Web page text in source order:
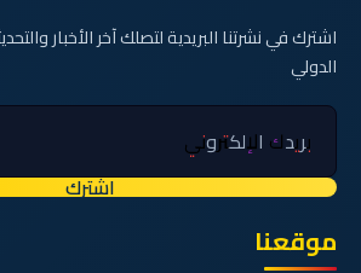
اشترك في نشرتنا البريدية لتصلك آخر الأخبار
الدولي
اشترك
موقعنا